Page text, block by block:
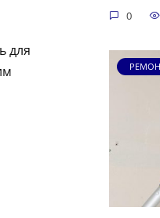
для
0